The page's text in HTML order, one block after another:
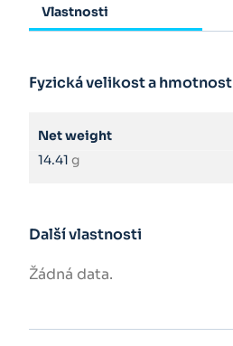
Vlastnosti
Fyzická velikost a hmotnost
Net weight
14.41 g
Další vlastnosti
Žádná data.